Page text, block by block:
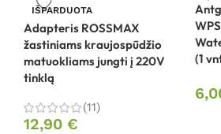
IŠPARDUOTA
Adapteris ROSSMAX
žastiniams kraujospūdžio
matuokliams jungti į 220V
tinklą
(11)
12,90 €
(1